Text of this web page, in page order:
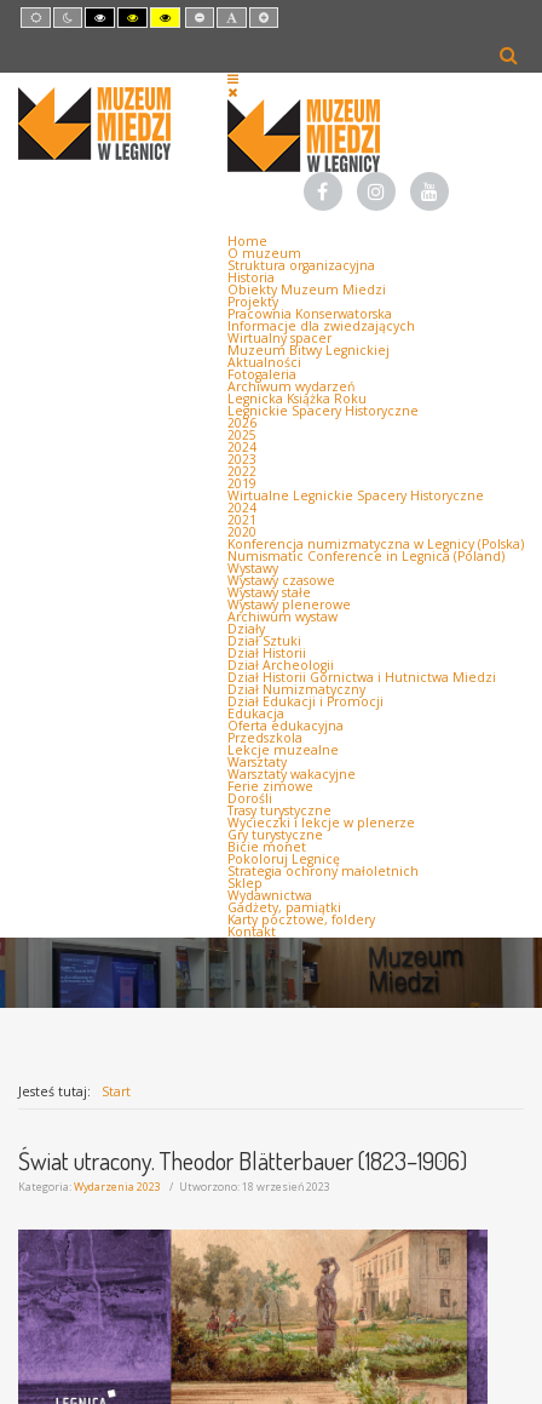
Default
mode
Night
mode
High
Contrast
High
Contrast
High
Contrast
Set
SmallerDefault
Set
Larger
Home
O muzeum
Struktura organizacyjna
Historia
Obiekty Muzeum Miedzi
Projekty
Pracownia Konserwatorska
Informacje dla zwiedzających
Wirtualny spacer
Muzeum Bitwy Legnickiej
Aktualności
Fotogaleria
Archiwum wydarzeń
Legnicka Książka Roku
Legnickie Spacery Historyczne
2026
2025
2024
2023
2022
2019
Wirtualne Legnickie Spacery Historyczne
2024
2021
2020
Konferencja numizmatyczna w Legnicy (Polska)
Numismatic Conference in Legnica (Poland)
Wystawy
Wystawy czasowe
Wystawy stałe
Wystawy plenerowe
Archiwum wystaw
Działy
Dział Sztuki
Dział Historii
Dział Archeologii
Dział Historii Górnictwa i Hutnictwa Miedzi
Dział Numizmatyczny
Dział Edukacji i Promocji
Edukacja
Oferta edukacyjna
Przedszkola
Lekcje muzealne
Warsztaty
Warsztaty wakacyjne
Ferie zimowe
Dorośli
Trasy turystyczne
Wycieczki i lekcje w plenerze
Gry turystyczne
Bicie monet
Pokoloruj Legnicę
Strategia ochrony małoletnich
Sklep
Wydawnictwa
Gadżety, pamiątki
Karty pocztowe, foldery
Kontakt
Jesteś tutaj: Start
Świat utracony. Theodor Blätterbauer (1823–1906)
Kategoria:Wydarzenia 2023 Utworzono: 18 wrzesień 2023